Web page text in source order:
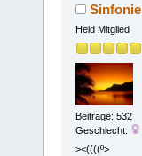
Sinfonie
Held Mitglied
Beiträge: 532
Geschlecht:
><((((º>